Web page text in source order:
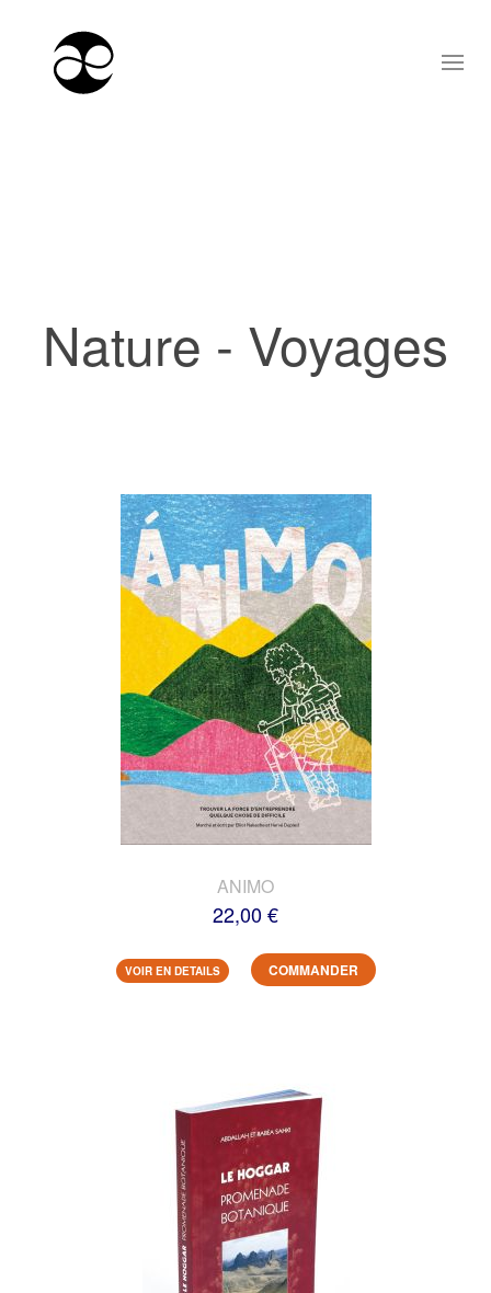
Nature - Voyages
ANIMO
22,00 €
VOIR EN DETAILS COMMANDER